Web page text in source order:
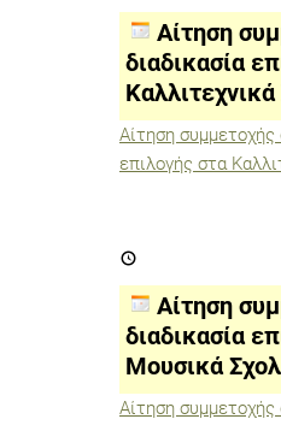
διαδικασία
επιλογής
στα
Καλλιτεχνικά
Σχολεία
Αίτηση
διαδικασία
Αίτηση συμμετοχής
επιλογής στα
συμμετοχής
διαδικασία
επιλογής
στα
Μουσικά
Σχολεία
Αίτηση
διαδικασία
Μουσικά
Αίτηση συμμετοχής